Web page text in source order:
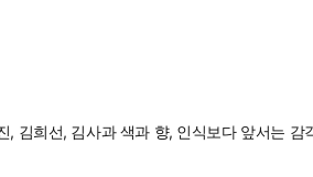
김희선, 김사과 색과 향, 인식보다 앞서는